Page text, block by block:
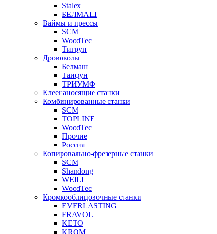
Stalex
БЕЛМАШ
Ваймы и прессы
SCM
WoodTec
Тигруп
Дровоколы
Белмаш
Тайфун
ТРИУМФ
Клеенаносящие станки
Комбинированные станки
SCM
TOPLINE
WoodTec
Прочие
Россия
Копировально-фрезерные станки
SCM
Shandong
WEILI
WoodTec
Кромкооблицовочные станки
EVERLASTING
FRAVOL
KETO
KROM